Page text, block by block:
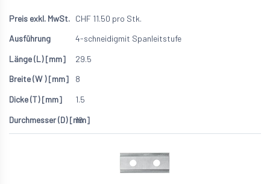
CHF 11.50 pro Stk.
4-schneidigmit Spanleitstufe
29.5
8
1.5
16